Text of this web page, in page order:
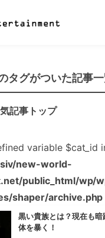
タグがついた記事
記事トップ
variable $cat_id
new-world-
public_html/wp/
shaper/archive.php
黒い貴族とは？現在も
体を暴く！